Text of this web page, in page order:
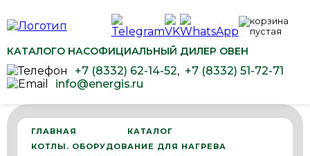
КАТАЛОГО НАСОФИЦИАЛЬНЫЙ ДИЛЕР ОВЕН
+7 (8332) 62-14-52, +7 (8332) 51-72-71
info@energis.ru
ГЛАВНАЯ
КАТАЛОГ
КОТЛЫ. ОБОРУДОВАНИЕ ДЛЯ НАГРЕВА